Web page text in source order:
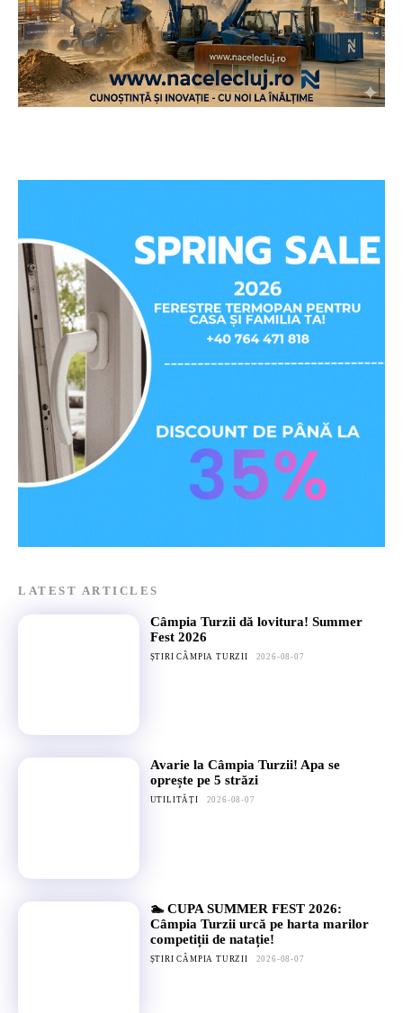
LATEST ARTICLES
Câmpia Turzii dă lovitura! Summer
Fest 2026
ȘTIRI CÂMPIA TURZII 2026-08-07
Avarie la Câmpia Turzii! Apa se
oprește pe 5 străzi
UTILITĂȚI 2026-08-07
🏊 CUPA SUMMER FEST 2026:
Câmpia Turzii urcă pe harta marilor
competiții de natație!
ȘTIRI CÂMPIA TURZII 2026-08-07